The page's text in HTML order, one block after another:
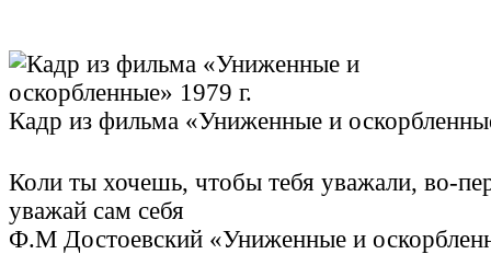
Кадр из фильма «Униженные и
Коли ты хочешь, чтобы тебя уважали, во-
уважай сам себя
Ф.М Достоевский «Униженные и